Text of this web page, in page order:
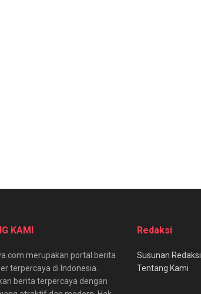
KAMI
merupakan portal berita
terpercaya di Indonesia.
berita terpercaya dengan
Redaksi
Susunan Redaksi
Tentang Kami